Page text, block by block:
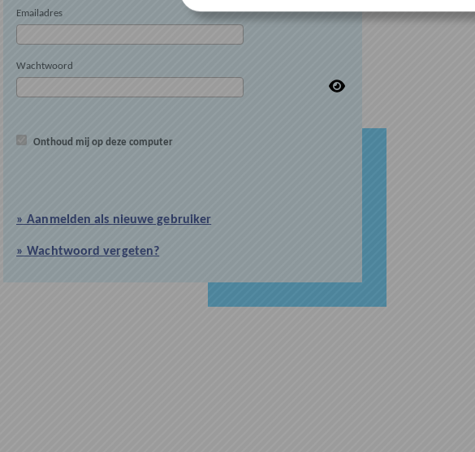
Emailadres
Wachtwoord
Onthoud mij op deze computer
» Aanmelden als nieuwe gebruiker
» Wachtwoord vergeten?